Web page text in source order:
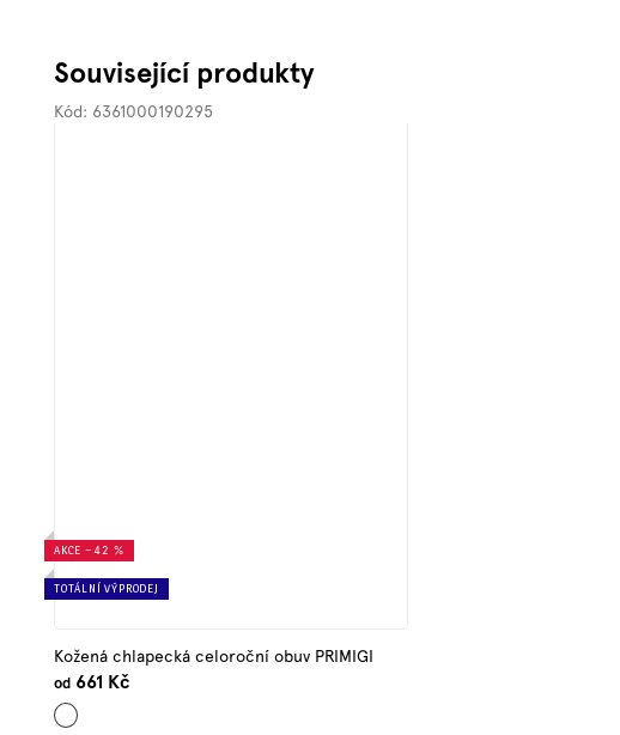
Související produkty
AKCE –42 %
TOTÁLNÍ VÝPRODEJ
Kožená chlapecká celoroční obuv PRIMIGI
od 661 Kč
Hořčicová
Kód: 6361000190295